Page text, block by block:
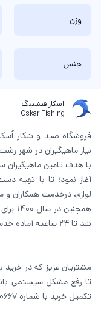
وزن
جنس
اسکار فیشینگ
Oskar Fishing
نیاز ماهیگیران در شهر
آغاز نمود؛ تا با تهیه
لوازم، درخدمت همکاران و
شد تا 24 ساعته آماده خدمتگزاری باشد.
مشتریان عزیز که در
تا رفع مشکل سیستمی
تکمیل خرید با شماره 09383510667 ادمین سایت در ارتباط باشند.